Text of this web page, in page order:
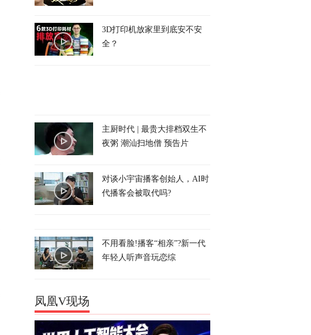
3D打印机放家里到底安不安
全？
主厨时代 | 最贵大排档双生不
夜粥 潮汕扫地僧 预告片
对谈小宇宙播客创始人，AI时
代播客会被取代吗?
不用看脸!播客“相亲”?新一代
年轻人听声音玩恋综
凤凰V现场